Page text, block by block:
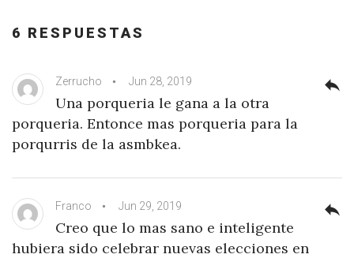
6 RESPUESTAS
Zerrucho Jun 28, 2019
Una porqueria le gana a la otra
porqueria. Entonce mas porqueria para la
porqurris de la asmbkea.
reply
Franco Jun 29, 2019
Creo que lo mas sano e inteligente
hubiera sido celebrar nuevas elecciones en
reply